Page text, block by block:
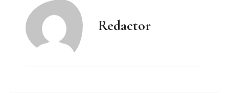
Redactor